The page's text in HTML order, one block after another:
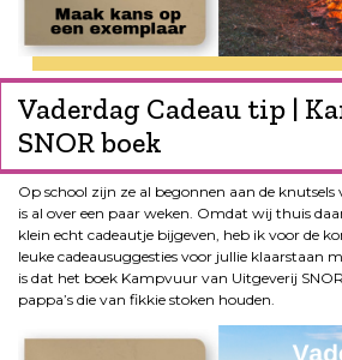
Vaderdag Cadeau tip |
SNOR boek
Op school zijn ze al begonnen aan de
is al over een paar weken. Omdat wij thuis
klein echt cadeautje bijgeven, heb ik voor de
leuke cadeausuggesties voor jullie klaarstaan
is dat het boek Kampvuur van Uitgeverij
pappa’s die van fikkie stoken houden.